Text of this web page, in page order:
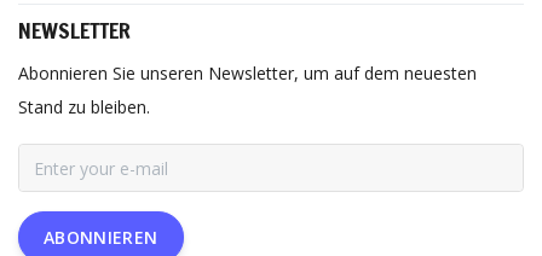
NEWSLETTER
Abonnieren Sie unseren Newsletter, um auf dem neuesten
Stand zu bleiben.
ABONNIEREN